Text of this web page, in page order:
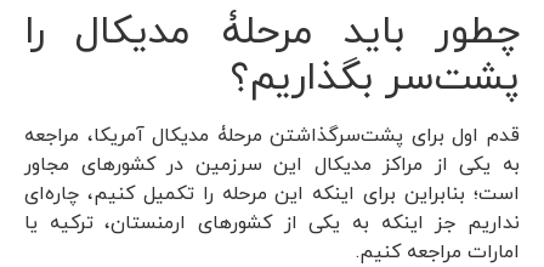
چطور باید مرحلۀ مدیکال را
پشت‌سر بگذاریم؟
قدم اول برای پشت‌سرگذاشتن مرحلۀ مدیکال آمریکا، مراجعه
به یکی از مراکز مدیکال این سرزمین در کشورهای مجاور
است؛ بنابراین برای اینکه این مرحله را تکمیل کنیم، چاره‌ای
نداریم جز اینکه به یکی از کشورهای ارمنستان، ترکیه یا
امارات مراجعه کنیم.